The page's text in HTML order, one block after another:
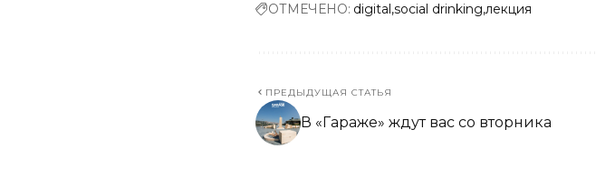
ОТМЕЧЕНО: digital social drinking лекция
ПРЕДЫДУЩАЯ СТАТЬЯ
В «Гараже» ждут вас со вторника